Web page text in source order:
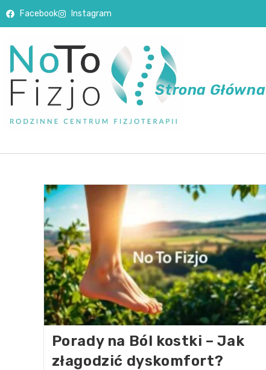
Facebook Instagram
Strona Główna
Porady na Ból kostki – Jak
złagodzić dyskomfort?